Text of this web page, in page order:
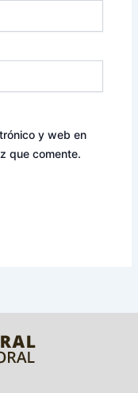
y web en
que comente.